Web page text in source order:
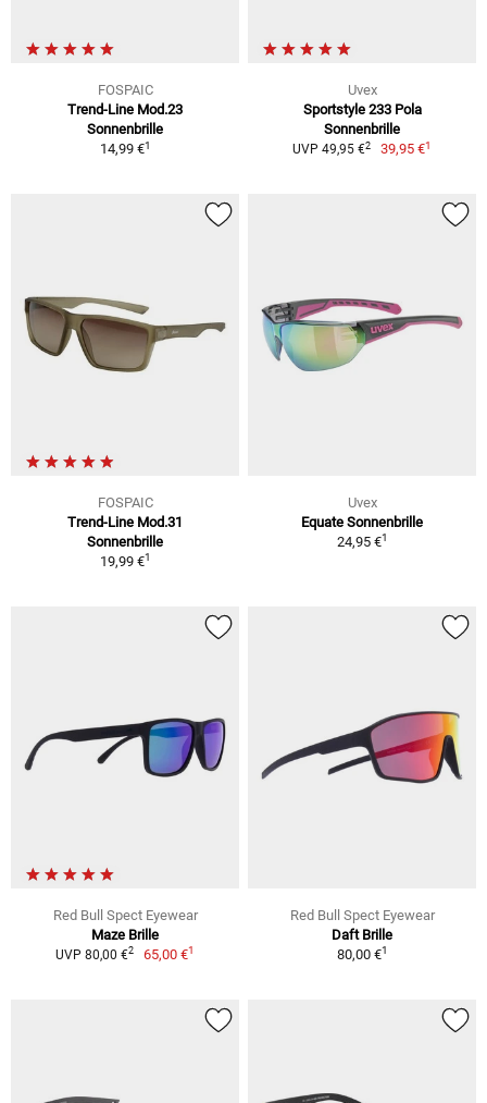
FOSPAIC
Trend-Line Mod.23
Sonnenbrille
14,99 €1
Uvex
Sportstyle 233 Pola
Sonnenbrille
UVP 49,95 €2 39,95 €1
FOSPAIC
Trend-Line Mod.31
Sonnenbrille
19,99 €1
Uvex
Equate Sonnenbrille
24,95 €1
Red Bull Spect Eyewear
Maze Brille
UVP 80,00 €2 65,00 €1
Red Bull Spect Eyewear
Daft Brille
80,00 €1